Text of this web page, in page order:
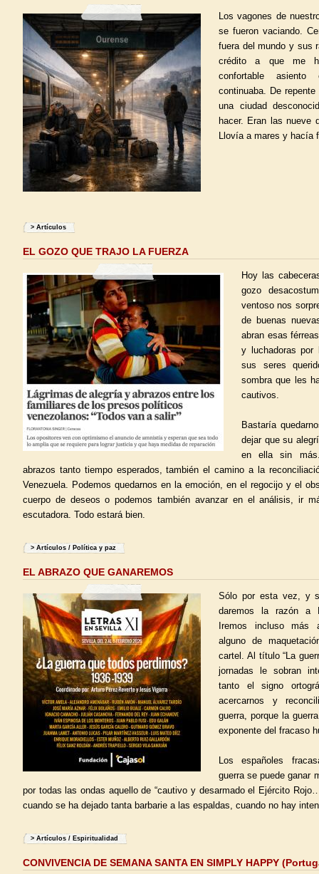
Los vagones de
se fueron vaciando.
fuera del mundo y sus
crédito a que me
confortable
continuaba. De
una ciudad
hacer. Eran las nueve
Llovía a mares y hacía
> Artículos
EL GOZO QUE TRAJO LA FUERZA
Hoy las
gozo
ventoso nos
de buenas
abran esas
y luchadoras por
sus seres
sombra que les
cautivos.
Bastaría
dejar que su
en ella sin
abrazos tanto tiempo esperados, también el camino a la
Venezuela. Podemos quedarnos en la emoción, en el regocijo y el
cuerpo de deseos o podemos también avanzar en el análisis, ir
escutadora. Todo estará bien.
> Artículos / Política y paz
EL ABRAZO QUE GANAREMOS
Sólo por esta vez, y
daremos la razón a
Iremos incluso más
alguno de
cartel. Al título “La
jornadas le sobran
tanto el signo
acercarnos y
guerra, porque la
exponente del fracaso
Los españoles
guerra se puede ganar
por todas las ondas aquello de “cautivo y desarmado el Ejército
cuando se ha dejado tanta barbarie a las espaldas, cuando no hay
> Artículos / Espiritualidad
CONVIVENCIA DE SEMANA SANTA EN SIMPLY HAPPY